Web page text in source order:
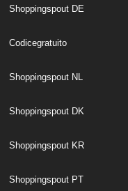
Shoppingspout DE
Codicegratuito
Shoppingspout NL
Shoppingspout DK
Shoppingspout KR
Shoppingspout PT